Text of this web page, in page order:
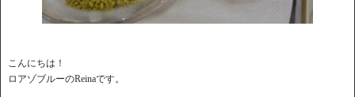
こんにちは！
ロアゾブルーのReinaです。